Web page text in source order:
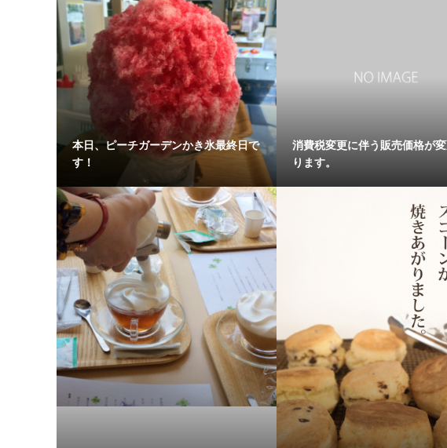
本日、ピーチガーデンかき氷最終日で
す！
消費税変更に伴う販売価格が
ります。